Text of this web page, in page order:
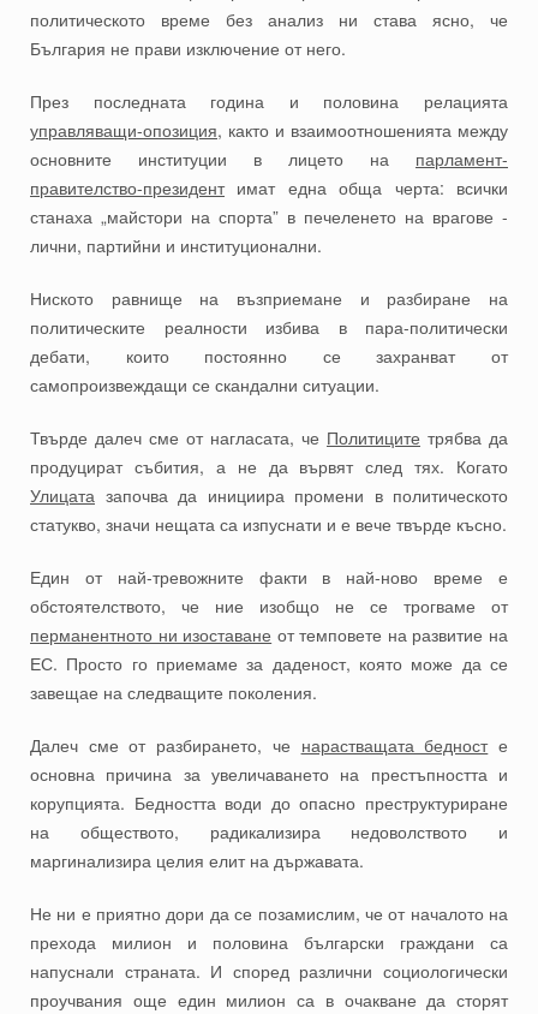
политическото време без анализ ни става ясно, че
България не прави изключение от него.
През последната година и половина релацията
управляващи-опозиция, както и взаимоотношенията между
основните институции в лицето на парламент-
правителство-президентимат една обща черта: всички
станаха „майстори на спорта” в печеленето на врагове -
лични, партийни и институционални.
Ниското равнище на възприемане и разбиране на
политическите реалности избива в пара-политически
дебати, които постоянно се захранват от
самопроизвеждащи се скандални ситуации.
Твърде далеч сме от нагласата, че Политиците трябва да
продуцират събития, а не да вървят след тях. Когато
Улицата започва да инициира промени в политическото
статукво, значи нещата са изпуснати и е вече твърде късно.
Един от най-тревожните факти в най-ново време е
обстоятелството, че ние изобщо не се трогваме от
перманентното ни изоставане от темповете на развитие на
ЕС. Просто го приемаме за даденост, която може да се
завещае на следващите поколения.
Далеч сме от разбирането, че нарастващата бедносте
основна причина за увеличаването на престъпността и
корупцията. Бедността води до опасно преструктуриране
на обществото, радикализира недоволството и
маргинализира целия елит на държавата.
Не ни е приятно дори да се позамислим, че от началото на
прехода милион и половина български граждани са
напуснали страната. И според различни социологически
проучвания още един милион са в очакване да сторят